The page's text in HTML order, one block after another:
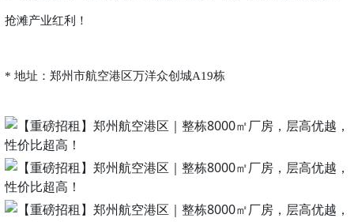
抢滩产业红利！
* 地址：郑州市航空港区万洋众创城A19栋